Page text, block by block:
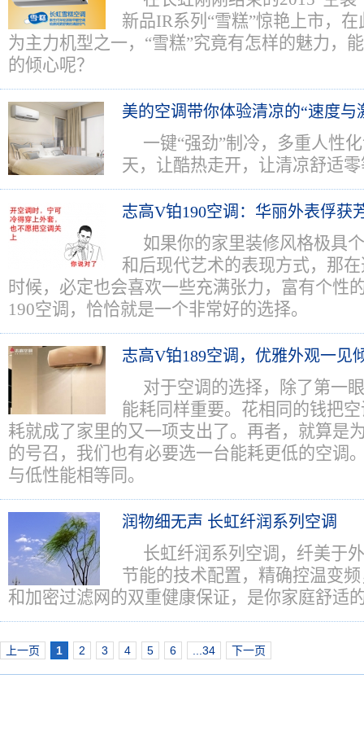
新品IR系列“雪糕”惊艳上市，
为主力机型之一，“雪糕”究竟有怎样的魅力，
的倾心呢？
美的空调带你体验清凉的“速度与
一键“强劲”制冷，多重人性
天，让酷热走开，让清凉舒适
志高V铂190空调：华丽外表俘获
如果你的家里装修风格极具
和后现代艺术的表现方式，那
时候，必定也会喜欢一些充满张力，富有个性
190空调，恰恰就是一个非常好的选择。
志高V铂189空调，优雅外观一见
对于空调的选择，除了第一
能耗同样重要。花相同的钱把
耗就成了家里的又一项支出了。再者，就算是
的号召，我们也有必要选一台能耗更低的空调
与低性能相等同。
润物细无声 长虹纤润系列空调
长虹纤润系列空调，纤美于
节能的技术配置，精确控温变
和加密过滤网的双重健康保证，是你家庭舒适
上一页 1 2 3 4 5 6 ...34 下一页